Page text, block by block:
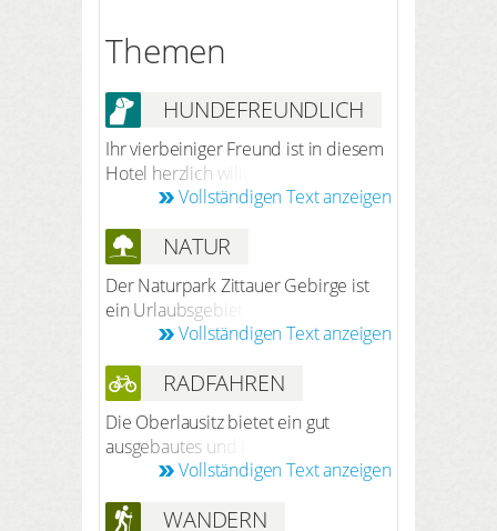
Themen
HUNDEFREUNDLICH
Ihr vierbeiniger Freund ist in diesem
Hotel herzlich willkommen. Nach
vorheriger Anmeldung bei der
Euro pro Hund/Nacht (ohne Futter).
Ihr Hund darf Sie ins Restaurant und
alle öffentliche Räume begleiten.
Vollständigen Text anzeigen
NATUR
Der Naturpark Zittauer Gebirge ist
ein Urlaubsgebiet in der Oberlausitz
und gilt als 100. Naturpark
zahlreiche Kur- und Erholungsorte, in
denen Sie sich entspannen und die
Natur genießen können. Das Zittauer
Gebirge erwartet Sie mit einer
vielfältigen und traumhaften
Landschaft. Tausende Besucher
Vollständigen Text anzeigen
RADFAHREN
Die Oberlausitz bietet ein gut
ausgebautes und beschildertes
Radwegenetz, welche Sie auf
und leicht befahrbaren Feld- und
Vollständigen Text anzeigen
WANDERN